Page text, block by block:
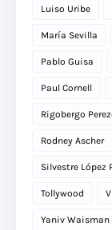
Luiso Uribe
María Sevilla
Pablo Guisa
Paul Cornell
Rigobergo
Rodney Ascher
Silvestre López
Tollywood
Yaniv Waisman